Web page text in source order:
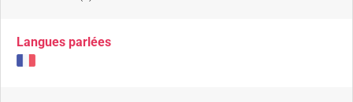
Langues parlées